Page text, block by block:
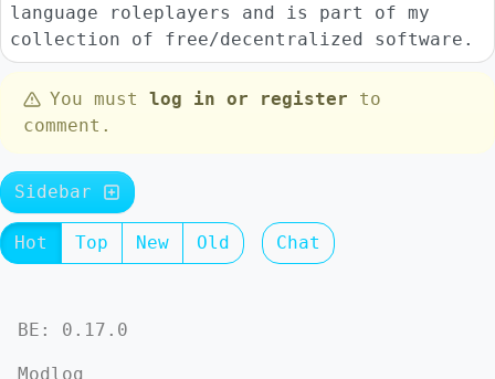
language roleplayers and is part of my
collection of free/decentralized software.
You must log in or register to
comment.
Sidebar
Hot Top New Old Chat
BE: 0.17.0
Modlog